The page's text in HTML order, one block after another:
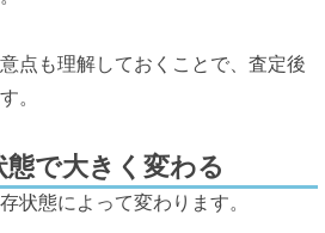
点も理解しておくことで、査定後
。
で大きく変わる
状態によって変わります。